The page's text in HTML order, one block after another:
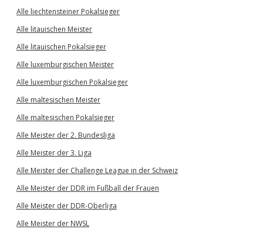
Alle liechtensteiner Pokalsieger
Alle litauischen Meister
Alle litauischen Pokalsieger
Alle luxemburgischen Meister
Alle luxemburgischen Pokalsieger
Alle maltesischen Meister
Alle maltesischen Pokalsieger
Alle Meister der 2. Bundesliga
Alle Meister der 3. Liga
Alle Meister der Challenge League in der Schweiz
Alle Meister der DDR im Fußball der Frauen
Alle Meister der DDR-Oberliga
Alle Meister der NWSL